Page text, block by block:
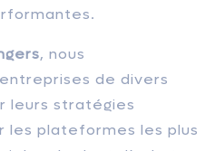
, nous
de divers
leurs stratégies
les plateformes les plus